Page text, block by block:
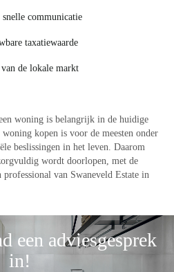
snelle communicatie
taxatiewaarde
de lokale markt
woning is belangrijk in de huidige
kopen is voor de meesten onder
beslissingen in het leven. Daarom
wordt doorlopen, met de
van Swaneveld Estate in
een adviesgesprek
in!